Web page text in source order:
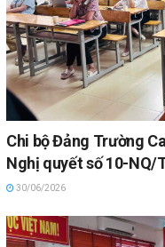
Chi bộ Đảng Trường
Nghị quyết số 10-NQ/
30/06/2026